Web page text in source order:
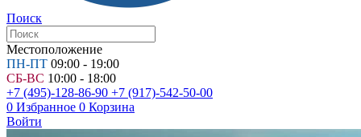
Поиск
Местоположение
ПН-ПТ 09:00 - 19:00
СБ-ВС 10:00 - 18:00
+7 (495)-128-86-90 +7 (917)-542-50-00
0 Избранное 0 Корзина
Войти